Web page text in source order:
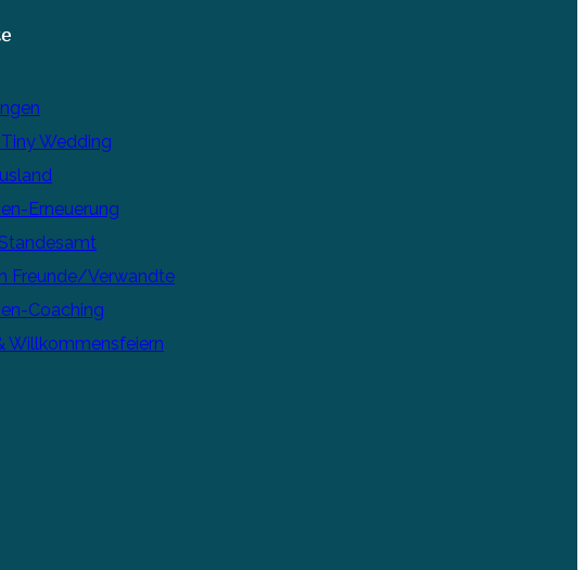
Wedding
Erneuerung
Freunde/Verwandte
Coaching
Willkommensfeiern